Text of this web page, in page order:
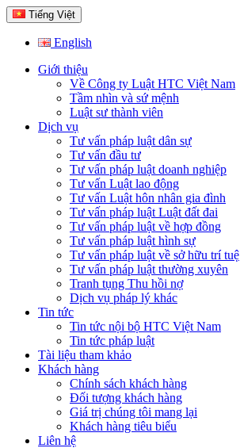
Tiếng Việt
English
Giới thiệu
Về Công ty Luật HTC Việt Nam
Tầm nhìn và sứ mệnh
Luật sư thành viên
Dịch vụ
Tư vấn pháp luật dân sự
Tư vấn đầu tư
Tư vấn pháp luật doanh nghiệp
Tư vấn Luật lao động
Tư vấn Luật hôn nhân gia đình
Tư vấn pháp luật Luật đất đai
Tư vấn pháp luật về hợp đồng
Tư vấn pháp luật hình sự
Tư vấn pháp luật về sở hữu trí tuệ
Tư vấn pháp luật thường xuyên
Tranh tụng Thu hồi nợ
Dịch vụ pháp lý khác
Tin tức
Tin tức nội bộ HTC Việt Nam
Tin tức pháp luật
Tài liệu tham khảo
Khách hàng
Chính sách khách hàng
Đối tượng khách hàng
Giá trị chúng tôi mang lại
Khách hàng tiêu biểu
Liên hệ